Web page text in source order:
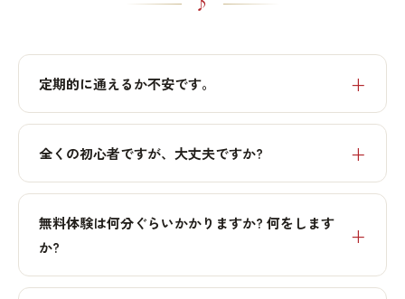
定期的に通えるか不安です。
全くの初心者ですが、大丈夫ですか?
無料体験は何分ぐらいかかりますか? 何をします
か?